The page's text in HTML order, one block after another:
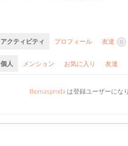
アクティビティ プロフィール 友達 0
個人 メンション お気に入り 友達
thomasproda は登録ユーザーにな